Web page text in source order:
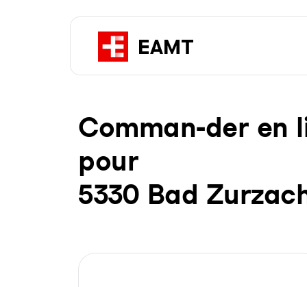
Com­man-der en
pour
5330 Bad